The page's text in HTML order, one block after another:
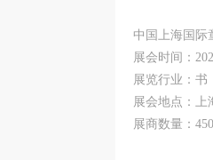
中国上海国际
展会时间：
展览行业：书
展会地点：上
展商数量：